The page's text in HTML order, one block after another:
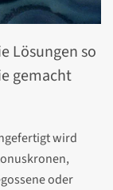
Lösungen so
gemacht
wird
oder